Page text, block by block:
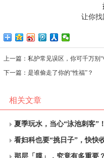
让你找
上一篇： 私护常见误区，你可千万别“
下一篇： 是谁偷走了你的“性福”？
相关文章
夏季玩水，当心“泳池刺客”！
看妇科也要“挑日子”，快快
那层「膜」，究竟有多重要？